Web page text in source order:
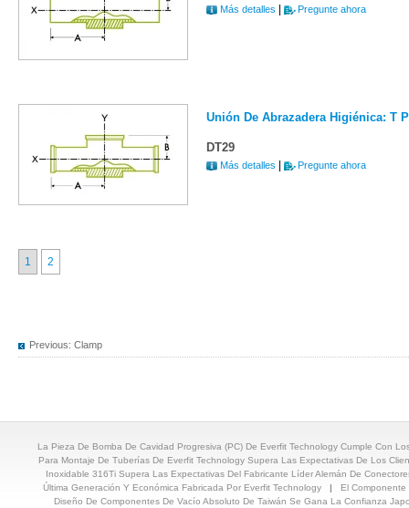
Más detalles Pregunte ahora
Unión De Abrazadera Higiénica: T
DT29
Más detalles Pregunte ahora
1 2
Previous: Clamp
La Pieza De Bomba De Cavidad Progresiva (PC) De Everfit Technology Cumple Con
Para Montaje De Tuberías De Everfit Technology Supera Las Expectativas De Los
Inoxidable 316Ti Supera Las Expectativas Del Fabricante Líder Alemán De
Última Generación Y Económica Fabricada Por Everfit Technology | El
Diseño De Componentes De Vacío Absoluto De Taiwán Se Gana La Confianza